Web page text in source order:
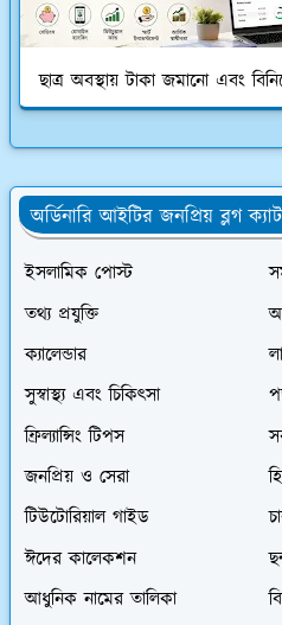
ছাত্র অবস্থায় টাকা জমানো এবং
অর্ডিনারি আইটির জনপ্রিয় ব্লগ
ইসলামিক পোস্ট
তথ্য প্রযুক্তি
ক্যালেন্ডার
সুস্বাস্থ্য এবং চিকিৎসা
ফ্রিল্যান্সিং টিপস
জনপ্রিয় ও সেরা
টিউটোরিয়াল গাইড
ঈদের কালেকশন
আধুনিক নামের তালিকা